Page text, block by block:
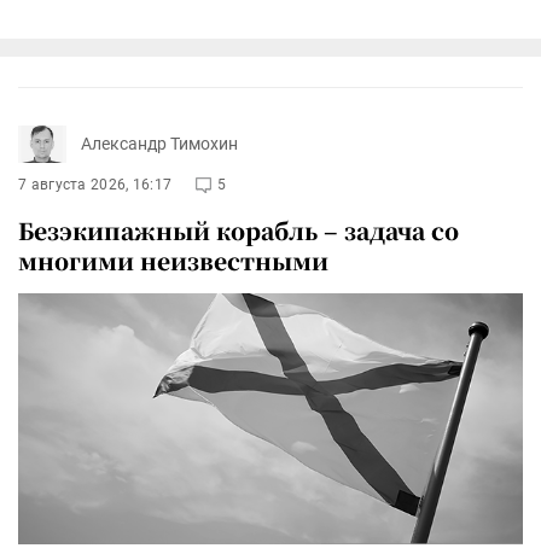
Александр Тимохин
7 августа 2026, 16:17 5
Безэкипажный корабль – задача со
многими неизвестными